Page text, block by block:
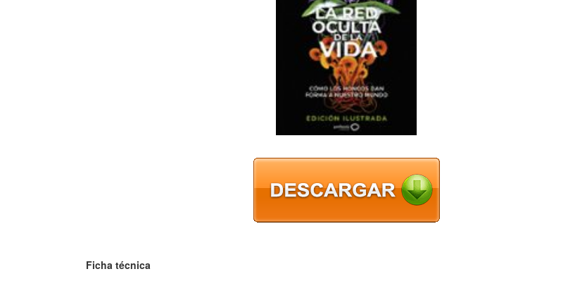
Ficha técnica